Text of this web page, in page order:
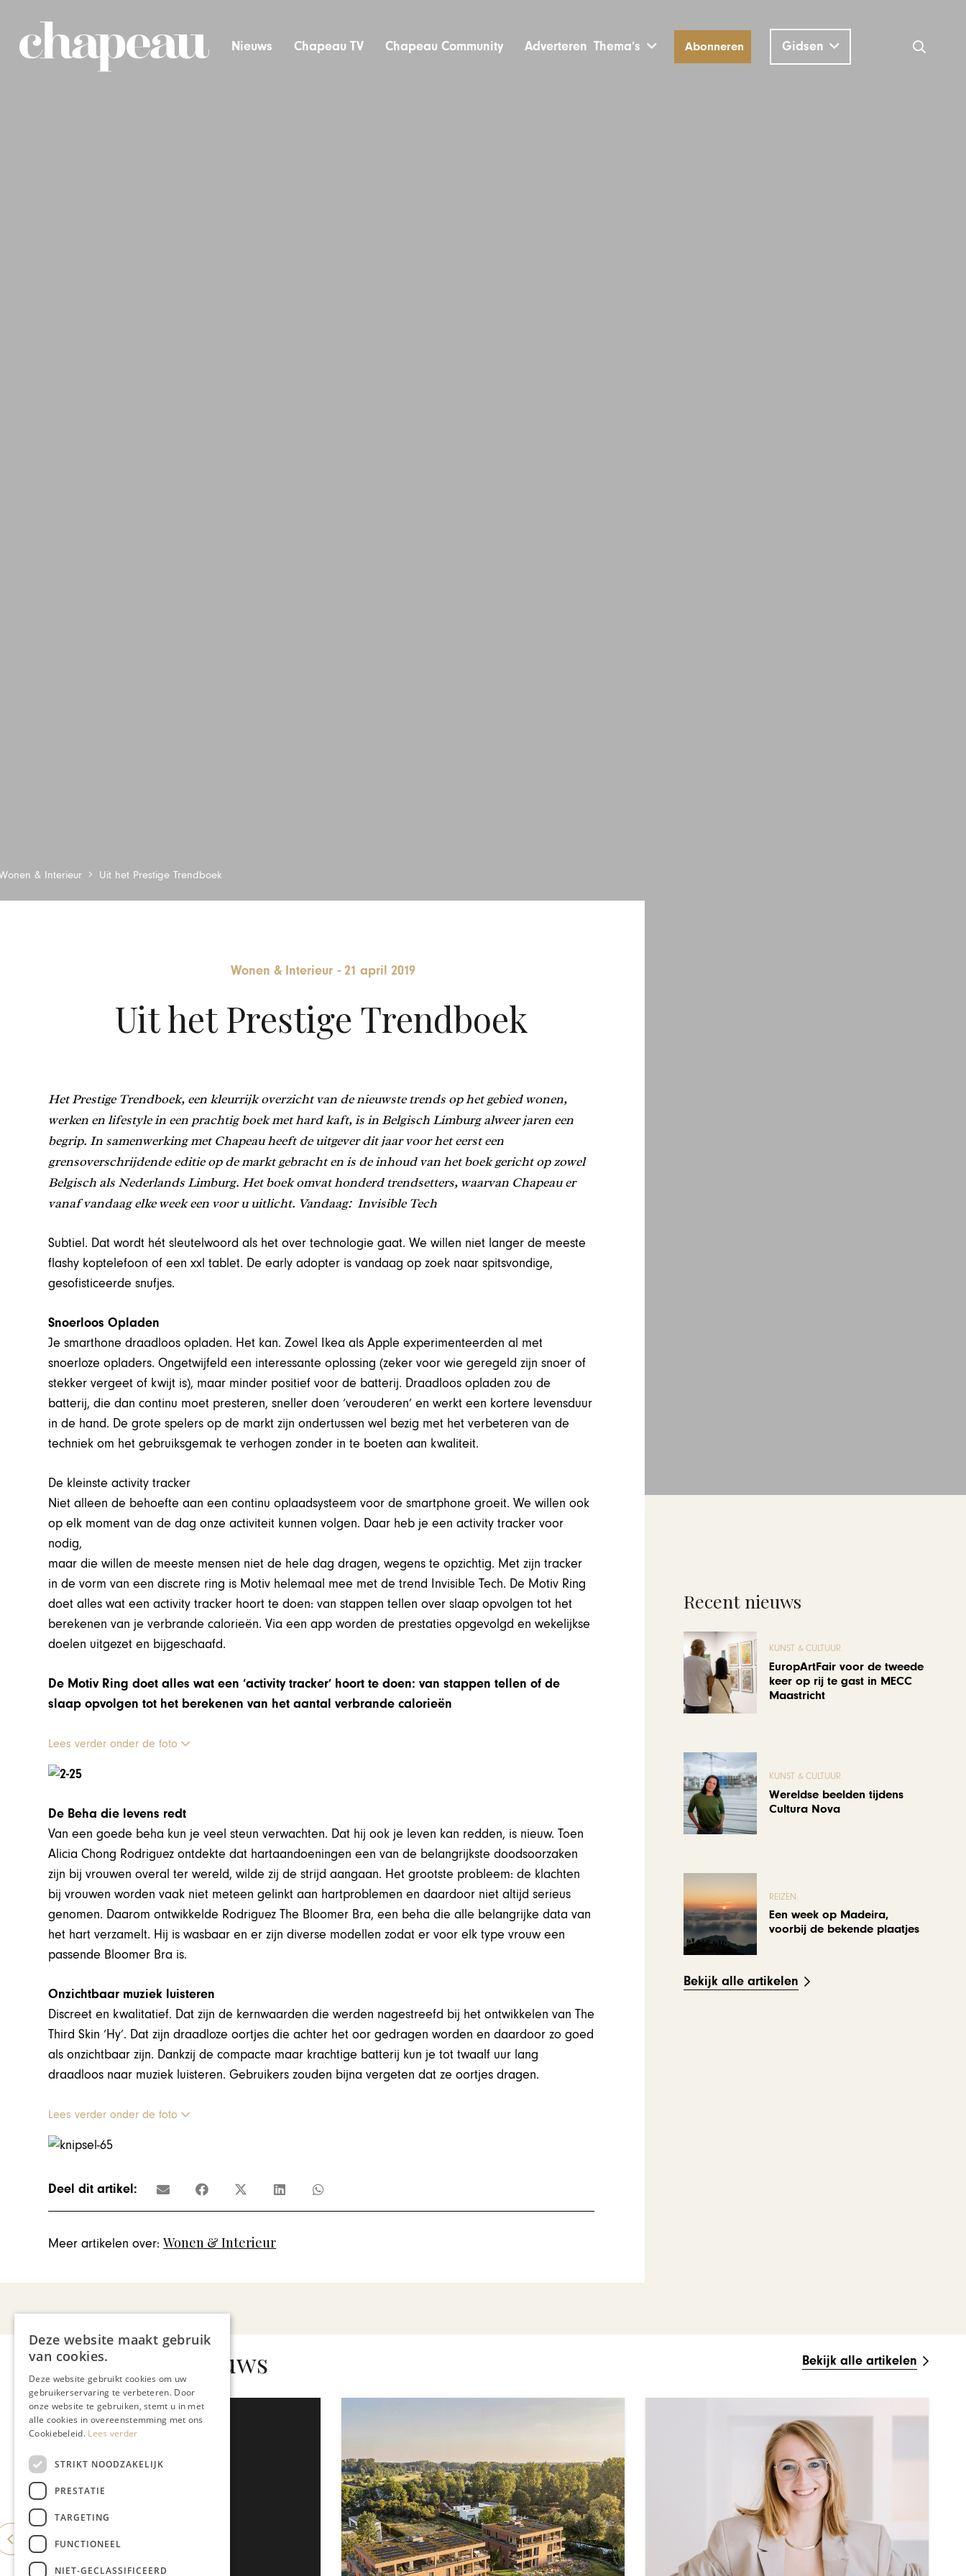
Nieuws Chapeau TV Chapeau Community Adverteren Thema’s Abonneren Gidsen
& Interieur Uit het Prestige Trendboek
Wonen & Interieur -21 april 2019
Uit het Prestige Trendboek
Het Prestige Trendboek, een kleurrijk overzicht van de nieuwste trends op het gebied wonen,
werken en lifestyle in een prachtig boek met hard kaft, is in Belgisch Limburg alweer jaren een
begrip. In samenwerking met Chapeau heeft de uitgever dit jaar voor het eerst een
grensoverschrijdende editie op de markt gebracht en is de inhoud van het boek gericht op zowel
Belgisch als Nederlands Limburg. Het boek omvat honderd trendsetters, waarvan Chapeau er
vanaf vandaag elke week een voor u uitlicht. Vandaag: Invisible Tech
Subtiel. Dat wordt hét sleutelwoord als het over technologie gaat. We willen niet langer de meeste
flashy koptelefoon of een xxl tablet. De early adopter is vandaag op zoek naar spitsvondige,
gesofisticeerde snufjes.
Snoerloos Opladen
Je smarthone draadloos opladen. Het kan. Zowel Ikea als Apple experimenteerden al met
snoerloze opladers. Ongetwijfeld een interessante oplossing (zeker voor wie geregeld zijn snoer of
stekker vergeet of kwijt is), maar minder positief voor de batterij. Draadloos opladen zou de
batterij, die dan continu moet presteren, sneller doen ‘verouderen’ en werkt een kortere levensduur
in de hand. De grote spelers op de markt zijn ondertussen wel bezig met het verbeteren van de
techniek om het gebruiksgemak te verhogen zonder in te boeten aan kwaliteit.
De kleinste activity tracker
Niet alleen de behoefte aan een continu oplaadsysteem voor de smartphone groeit. We willen ook
op elk moment van de dag onze activiteit kunnen volgen. Daar heb je een activity tracker voor
nodig,
maar die willen de meeste mensen niet de hele dag dragen, wegens te opzichtig. Met zijn tracker
in de vorm van een discrete ring is Motiv helemaal mee met de trend Invisible Tech. De Motiv Ring
doet alles wat een activity tracker hoort te doen: van stappen tellen over slaap opvolgen tot het
berekenen van je verbrande calorieën. Via een app worden de prestaties opgevolgd en wekelijkse
doelen uitgezet en bijgeschaafd.
De Motiv Ring doet alles wat een ‘activity tracker’ hoort te doen: van stappen tellen of de
slaap opvolgen tot het berekenen van het aantal verbrande calorieën
Lees verder onder de foto
De Beha die levens redt
Van een goede beha kun je veel steun verwachten. Dat hij ook je leven kan redden, is nieuw. Toen
Alicia Chong Rodriguez ontdekte dat hartaandoeningen een van de belangrijkste doodsoorzaken
zijn bij vrouwen overal ter wereld, wilde zij de strijd aangaan. Het grootste probleem: de klachten
bij vrouwen worden vaak niet meteen gelinkt aan hartproblemen en daardoor niet altijd serieus
genomen. Daarom ontwikkelde Rodriguez The Bloomer Bra, een beha die alle belangrijke data van
het hart verzamelt. Hij is wasbaar en er zijn diverse modellen zodat er voor elk type vrouw een
passende Bloomer Bra is.
Onzichtbaar muziek luisteren
Discreet en kwalitatief. Dat zijn de kernwaarden die werden nagestreefd bij het ontwikkelen van The
Third Skin ‘Hy’. Dat zijn draadloze oortjes die achter het oor gedragen worden en daardoor zo goed
als onzichtbaar zijn. Dankzij de compacte maar krachtige batterij kun je tot twaalf uur lang
draadloos naar muziek luisteren. Gebruikers zouden bijna vergeten dat ze oortjes dragen.
Lees verder onder de foto
Deel dit artikel:
Meer artikelen over: Wonen & Interieur
Recent nieuws
KUNST & CULTUUR
EuropArtFair voor de tweede
keer op rij te gast in MECC
Maastricht
KUNST & CULTUUR
Wereldse beelden tijdens
Cultura Nova
REIZEN
Een week op Madeira,
voorbij de bekende plaatjes
Bekijk alle artikelen
Gerelateerd nieuws Bekijk alle artikelen
Deze website maakt gebruik
van cookies.
Deze website gebruikt cookies om uw
gebruikerservaring te verbeteren. Door
onze website te gebruiken, stemt u in met
alle cookies in overeenstemming met ons
Cookiebeleid. Lees verder
STRIKT NOODZAKELIJK
PRESTATIE
TARGETING
FUNCTIONEEL
NIET-GECLASSIFICEERD